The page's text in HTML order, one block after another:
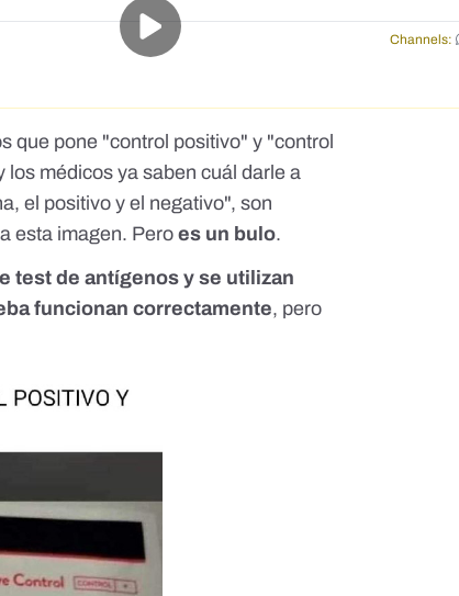
Channels:
que pone "control positivo" y "control
médicos ya saben cuál darle a
el positivo y el negativo", son
esta imagen. Peroes un bulo.
test de antígenos y se utilizan
funcionan correctamente, pero